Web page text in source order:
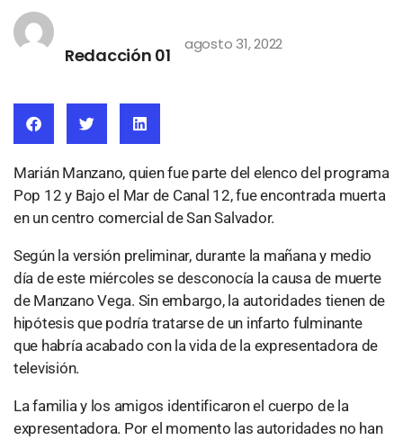
Redacción 01
agosto 31, 2022
Marián Manzano, quien fue parte del elenco del programa
Pop 12 y Bajo el Mar de Canal 12, fue encontrada muerta
en un centro comercial de San Salvador.
Según la versión preliminar, durante la mañana y medio
día de este miércoles se desconocía la causa de muerte
de Manzano Vega. Sin embargo, la autoridades tienen de
hipótesis que podría tratarse de un infarto fulminante
que habría acabado con la vida de la expresentadora de
televisión.
La familia y los amigos identificaron el cuerpo de la
expresentadora. Por el momento las autoridades no han